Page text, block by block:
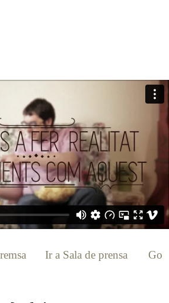
Ir a Sala de prensa
Go